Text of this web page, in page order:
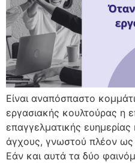
Είναι αναπόσπαστο
εργασιακής κουλτούρας η
επαγγελματικής
άγχους, γνωστού πλέον
Εάν και αυτά τα δύο